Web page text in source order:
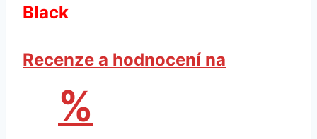
Black
Recenze a hodnocení na
%